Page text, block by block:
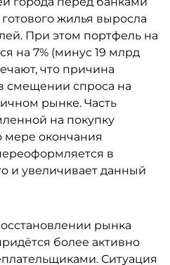
жилья выросла
При этом портфель на
на 7% (минус 19 млрд
что причина
смещении спроса на
рынке. Часть
на покупку
мере окончания
в
и увеличивает данный
рынка
более активно
Ситуация